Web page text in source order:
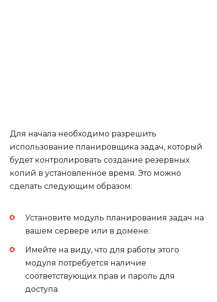
Для начала необходимо разрешить
использование планировщика задач, который
будет контролировать создание резервных
копий в установленное время. Это можно
сделать следующим образом:
Установите модуль планирования задач на
вашем сервере или в домене.
Имейте на виду, что для работы этого
модуля потребуется наличие
соответствующих прав и пароль для
доступа.